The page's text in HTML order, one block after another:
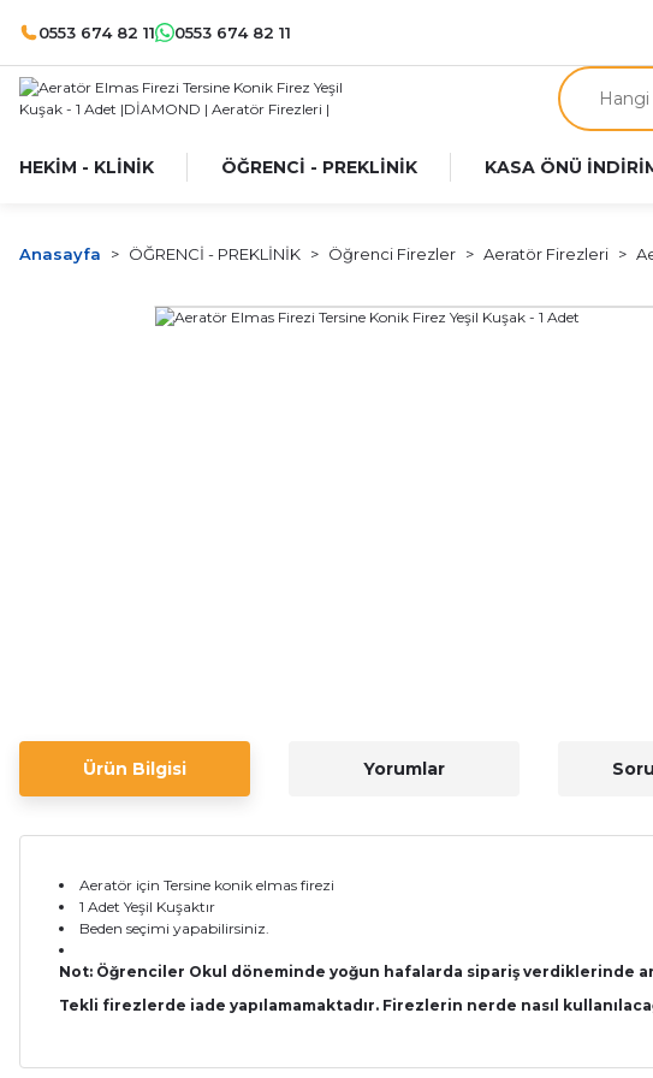
0553 674 82 11 0553 674 82 11
HEKİM - KLİNİK ÖĞRENCİ - PREKLİNİK KASA ÖNÜ
Anasayfa ÖĞRENCİ - PREKLİNİK Öğrenci Firezler Aeratör Firezleri
Ürün Bilgisi Yorumlar
Aeratör için Tersine konik elmas firezi
1 Adet Yeşil Kuşaktır
Beden seçimi yapabilirsiniz.
Not: Öğrenciler Okul döneminde yoğun hafalarda sipariş verdiklerinde
Tekli firezlerde iade yapılamamaktadır. Firezlerin nerde nasıl